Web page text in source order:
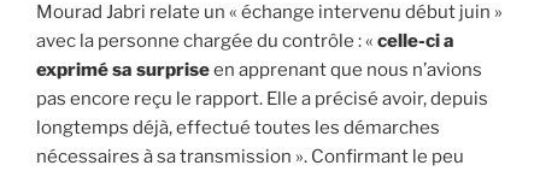
Mourad Jabri relate un « échange intervenu début juin »
avec la personne chargée du contrôle : « celle-ci a
exprimé sa surpriseen apprenant que nous n’avions
pas encore reçu le rapport. Elle a précisé avoir, depuis
longtemps déjà, effectué toutes les démarches
nécessaires à sa transmission ». Confirmant le peu